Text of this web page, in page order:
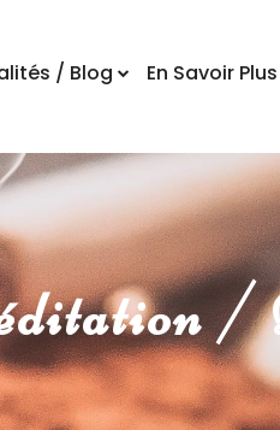
/ Blog En Savoir Plus
/